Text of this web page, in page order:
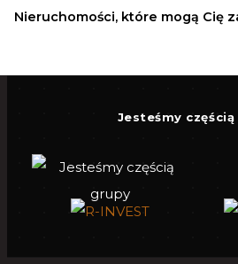
Nieruchomości, które mogą Cię
Jesteśmy